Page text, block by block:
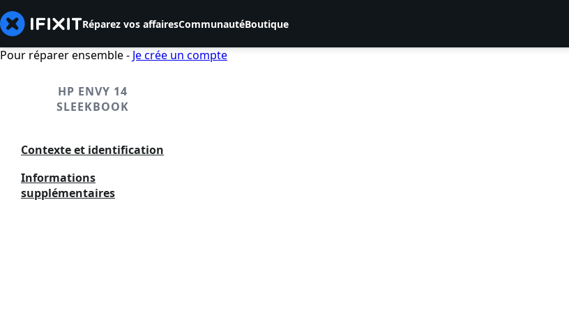
Réparez vos affairesCommunautéBoutique
Pour réparer ensemble - Je crée un compte
HP ENVY 14
SLEEKBOOK
Contexte et identification
Informations
supplémentaires